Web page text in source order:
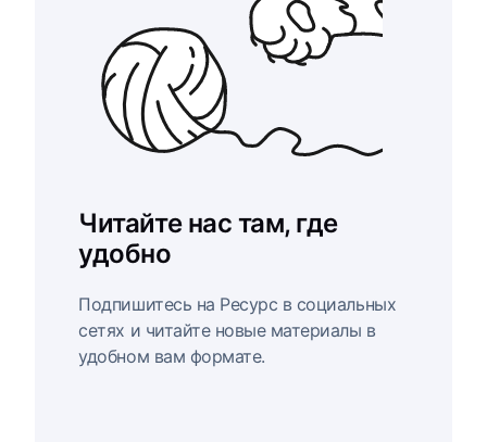
Читайте нас там, где
удобно
Подпишитесь на Ресурс в социальных
сетях и читайте новые материалы в
удобном вам формате.